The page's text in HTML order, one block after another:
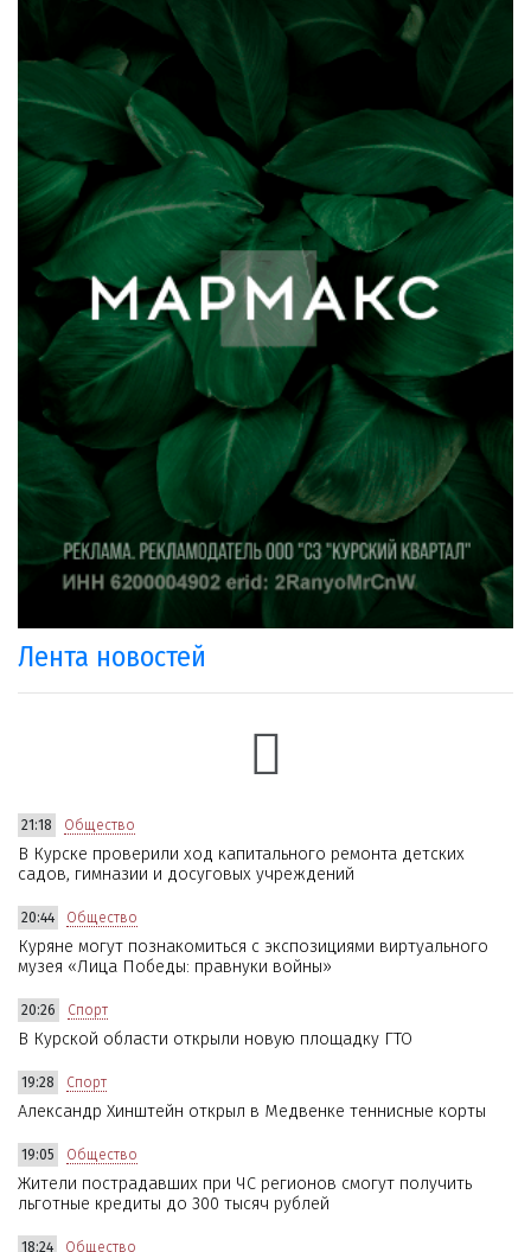
Лента новостей
21:18 Общество
В Курске проверили ход капитального ремонта детских
садов, гимназии и досуговых учреждений
20:44 Общество
Куряне могут познакомиться с экспозициями виртуального
музея «Лица Победы: правнуки войны»
20:26 Спорт
В Курской области открыли новую площадку ГТО
19:28 Спорт
Александр Хинштейн открыл в Медвенке теннисные корты
19:05 Общество
Жители пострадавших при ЧС регионов смогут получить
льготные кредиты до 300 тысяч рублей
18:24 Общество